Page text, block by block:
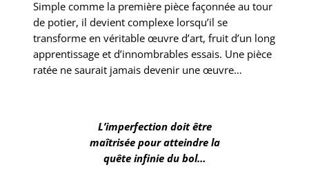
Simple comme la première pièce façonnée au tour
de potier, il devient complexe lorsqu’il se
transforme en véritable œuvre d’art, fruit d’un long
apprentissage et d’innombrables essais. Une pièce
ratée ne saurait jamais devenir une œuvre…
L’imperfection doit être
maîtrisée pour atteindre la
quête infinie du bol…